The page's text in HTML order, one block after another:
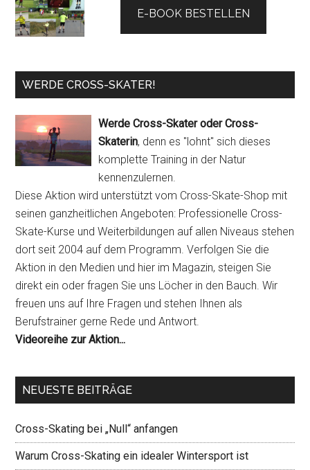
E-BOOK BESTELLEN
WERDE CROSS-SKATER!
Werde Cross-Skater oder Cross-
Skaterin, denn es "lohnt" sich dieses
komplette Training in der Natur
kennenzulernen.
Diese Aktion wird unterstützt vom Cross-Skate-Shop mit
seinen ganzheitlichen Angeboten: Professionelle Cross-
Skate-Kurse und Weiterbildungen auf allen Niveaus stehen
dort seit 2004 auf dem Programm. Verfolgen Sie die
Aktion in den Medien und hier im Magazin, steigen Sie
direkt ein oder fragen Sie uns Löcher in den Bauch. Wir
freuen uns auf Ihre Fragen und stehen Ihnen als
Berufstrainer gerne Rede und Antwort.
Videoreihe zur Aktion...
NEUESTE BEITRÄGE
Cross-Skating bei „Null“ anfangen
Warum Cross-Skating ein idealer Wintersport ist